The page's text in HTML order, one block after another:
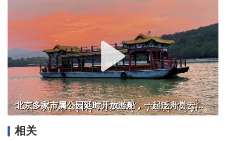
北京多家市属公园延时开放游船，一起泛舟赏云霞！
相关